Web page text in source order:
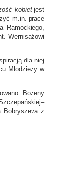
kobietjest
m.in. prace
Ramockiego,
Wernisażowi
dla niej
Młodzieży w
Bożeny
Bobryszeva z